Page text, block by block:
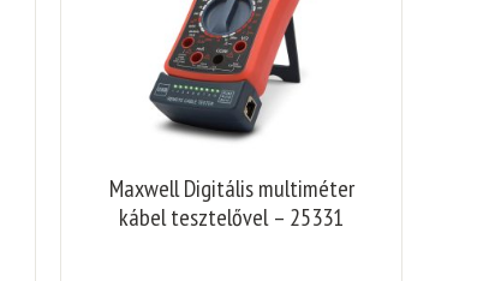
Maxwell Digitális multiméter
kábel tesztelővel – 25331